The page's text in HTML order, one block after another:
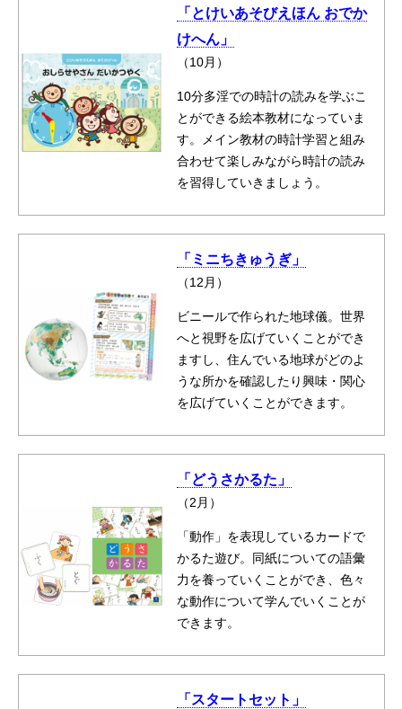
「とけいあそびえほん おでか
けへん」
（10月）
10分多淫での時計の読みを学ぶこ
とができる絵本教材になっていま
す。メイン教材の時計学習と組み
合わせて楽しみながら時計の読み
を習得していきましょう。
「ミニちきゅうぎ」
（12月）
ビニールで作られた地球儀。世界
へと視野を広げていくことができ
ますし、住んでいる地球がどのよ
うな所かを確認したり興味・関心
を広げていくことができます。
「どうさかるた」
（2月）
「動作」を表現しているカードで
かるた遊び。同紙についての語彙
力を養っていくことができ、色々
な動作について学んでいくことが
できます。
「スタートセット」